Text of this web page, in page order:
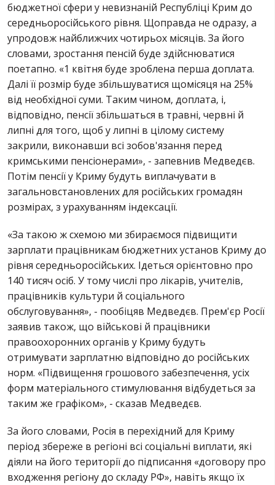
бюджетної сфери у невизнаній Республіці Крим до
середньоросійського рівня. Щоправда не одразу, а
упродовж найближчих чотирьох місяців. За його
словами, зростання пенсій буде здійснюватися
поетапно. «1 квітня буде зроблена перша доплата.
Далі її розмір буде збільшуватися щомісяця на 25%
від необхідної суми. Таким чином, доплата, і,
відповідно, пенсії збільшаться в травні, червні й
липні для того, щоб у липні в цілому систему
закрили, виконавши всі зобов'язання перед
кримськими пенсіонерами», - запевнив Медведєв.
Потім пенсії у Криму будуть виплачувати в
загальновстановлених для російських громадян
розмірах, з урахуванням індексації.
«За такою ж схемою ми збираємося підвищити
зарплати працівникам бюджетних установ Криму до
рівня середньоросійських. Ідеться орієнтовно про
140 тисяч осіб. У тому числі про лікарів, учителів,
працівників культури й соціального
обслуговування», - пообіцяв Медведєв. Прем'єр Росії
заявив також, що військові й працівники
правоохоронних органів у Криму будуть
отримувати зарплатню відповідно до російських
норм. «Підвищення грошового забезпечення, усіх
форм матеріального стимулювання відбудеться за
таким же графіком», - сказав Медведєв.
За його словами, Росія в перехідний для Криму
період збереже в регіоні всі соціальні виплати, які
діяли на його території до підписання «договору про
входження регіону до складу РФ», навіть якщо їх